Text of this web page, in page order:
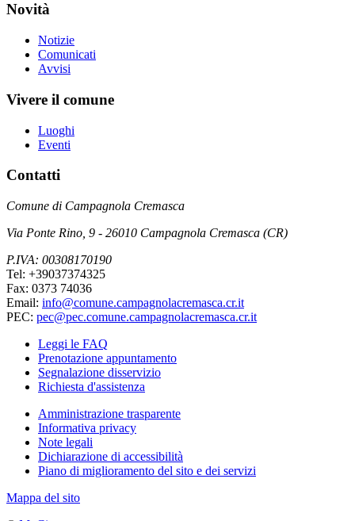
Novità
Notizie
Comunicati
Avvisi
Vivere il comune
Luoghi
Eventi
Contatti
Comune di Campagnola Cremasca
Via Ponte Rino, 9 - 26010 Campagnola Cremasca (CR)
P.IVA: 00308170190
Tel: +39037374325
Fax: 0373 74036
Email: info@comune.campagnolacremasca.cr.it
PEC: pec@pec.comune.campagnolacremasca.cr.it
Leggi le FAQ
Prenotazione appuntamento
Segnalazione disservizio
Richiesta d'assistenza
Amministrazione trasparente
Informativa privacy
Note legali
Dichiarazione di accessibilità
Piano di miglioramento del sito e dei servizi
Mappa del sito